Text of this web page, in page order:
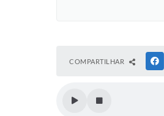
COMPARTILHAR